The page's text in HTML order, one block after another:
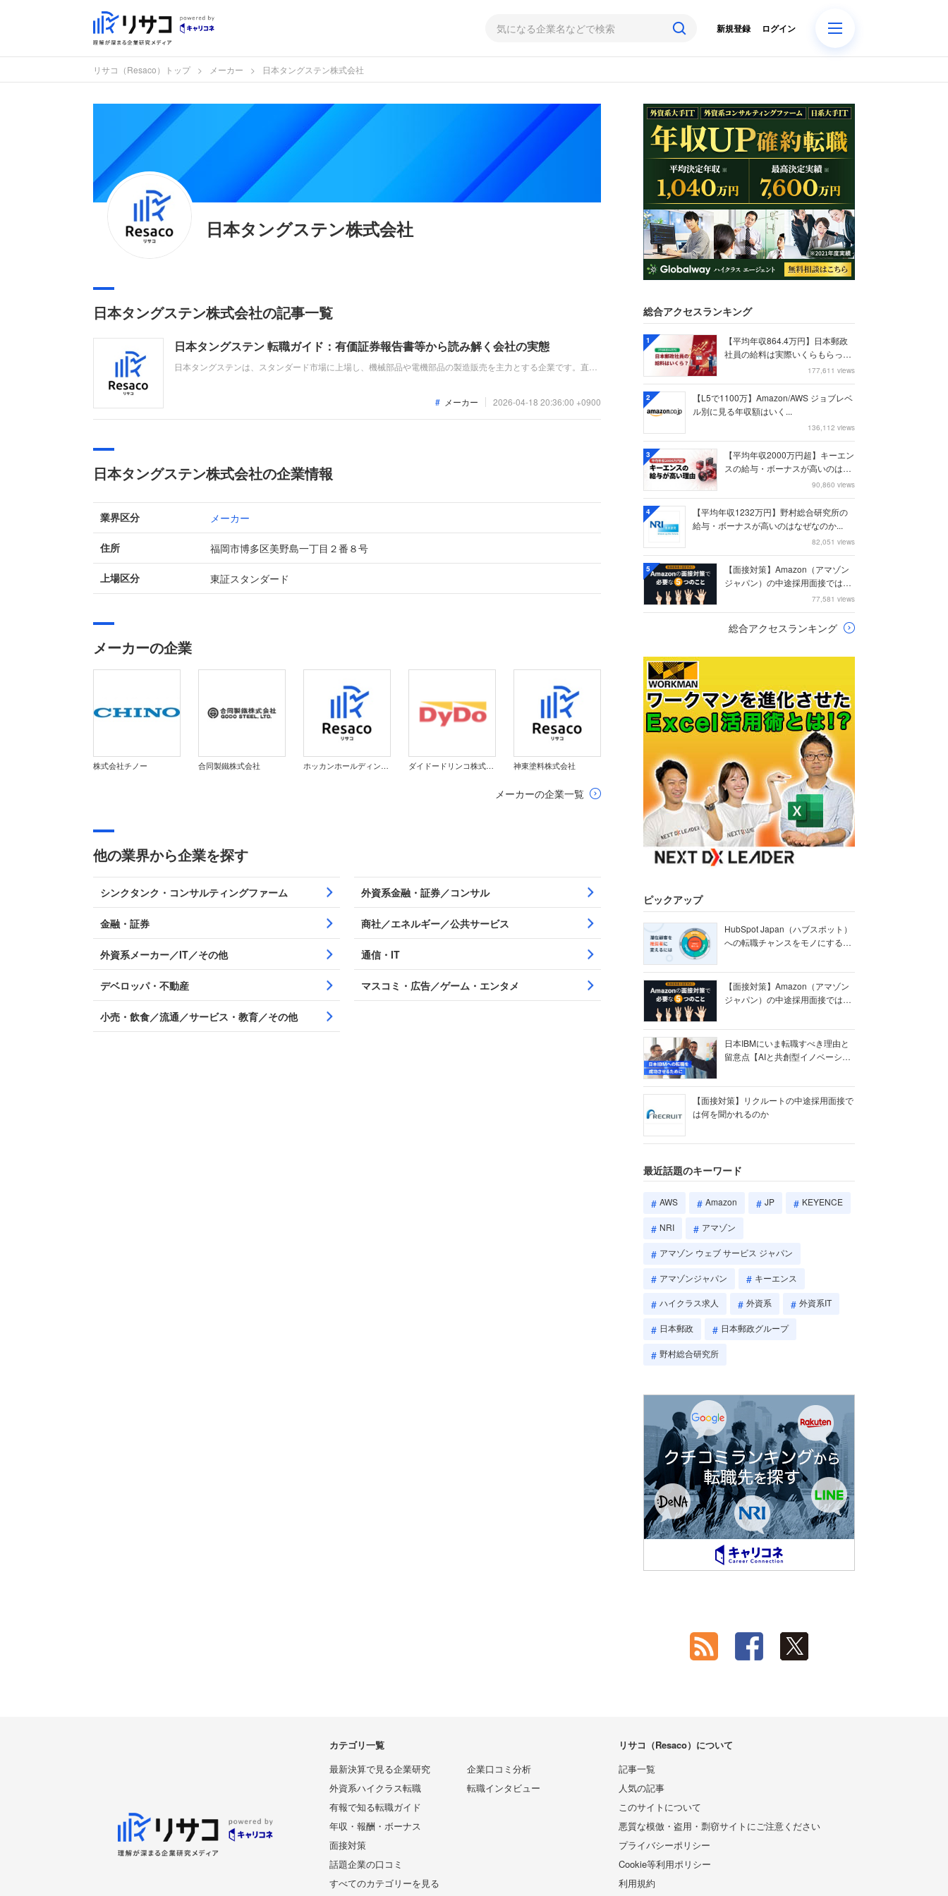
ログイン
新規登録
リサコ（Resaco）トップ メーカー 日本タングステン株式会社
日本タングステン株式会社
日本タングステン株式会社の記事一覧
日本タングステン 転職ガイド：有価証券報告書等から読み解く会社の実態
日本タングステンは、スタンダード市場に上場し、機械部品や電機部品の製造販売を主力とする企業です。直近
メーカー 2026-04-18 20:36:00 +0900
日本タングステン株式会社の企業情報
業界区分 メーカー
住所 福岡市博多区美野島一丁目２番８号
上場区分 東証スタンダード
メーカーの企業
株式会社チノー 合同製鐵株式会社 ホッカンホールディングス株式会社 ダイドードリンコ株式会社 神東塗料株式会社
メーカーの企業一覧
他の業界から企業を探す
シンクタンク・コンサルティングファーム 外資系金融・証券／コンサル
金融・証券 商社／エネルギー／公共サービス
外資系メーカー／IT／その他 通信・IT
デベロッパ・不動産 マスコミ・広告／ゲーム・エンタメ
小売・飲食／流通／サービス・教育／その他
総合アクセスランキング
1
【平均年収864.4万円】日本郵政
社員の給料は実際いくらもらって
177,611 views
2
【L5で1100万】Amazon/AWS ジョブレベ
ル別に見る年収額はいく...
136,112 views
3
【平均年収2000万円超】キーエン
スの給与・ボーナスが高いのはな
90,860 views
4
【平均年収1232万円】野村総合研究所の
給与・ボーナスが高いのはなぜなのか...
82,051 views
5
【面接対策】Amazon（アマゾン
ジャパン）の中途採用面接では何
77,581 views
総合アクセスランキング
ピックアップ
HubSpot Japan（ハブスポット）
への転職チャンスをモノにする
【面接対策】Amazon（アマゾン
ジャパン）の中途採用面接では何
日本IBMにいま転職すべき理由と
留意点【AIと共創型イノベーショ
【面接対策】リクルートの中途採用面接で
は何を聞かれるのか
最近話題のキーワード
AWS Amazon JP KEYENCE
NRI アマゾン
アマゾン ウェブ サービス ジャパン
アマゾンジャパン キーエンス
ハイクラス求人 外資系 外資系IT
日本郵政 日本郵政グループ
野村総合研究所
カテゴリ一覧
最新決算で見る企業研究
外資系ハイクラス転職
有報で知る転職ガイド
年収・報酬・ボーナス
面接対策
話題企業の口コミ
企業口コミ分析
転職インタビュー
すべてのカテゴリーを見る
リサコ（Resaco）について
記事一覧
人気の記事
このサイトについて
悪質な模倣・盗用・剽窃サイトにご注意ください
プライバシーポリシー
Cookie等利用ポリシー
利用規約